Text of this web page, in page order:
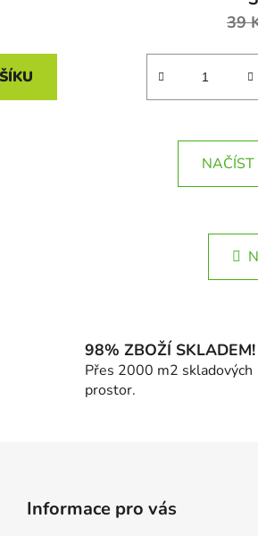
39
98% ZBOŽÍ SKLADEM!
Přes 2000 m2 skladových
prostor.
Informace pro vás